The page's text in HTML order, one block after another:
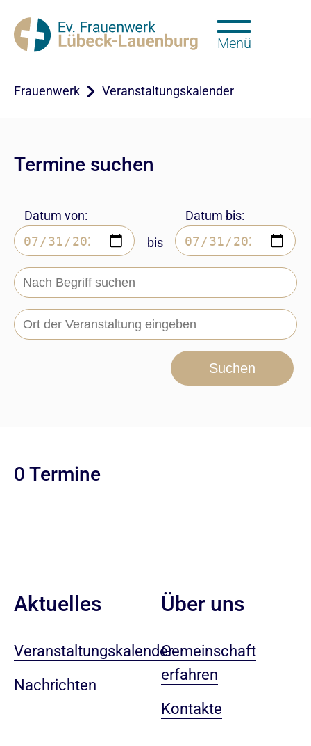
Menü
Frauenwerk Veranstaltungskalender
Termine suchen
Datum von:
bis
Datum bis:
Suchen
0 Termine
Aktuelles
Veranstaltungskalender
Nachrichten
Über uns
Gemeinschaft
erfahren
Kontakte